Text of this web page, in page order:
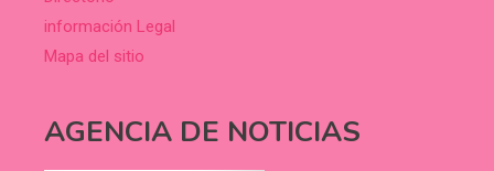
información Legal
Mapa del sitio
AGENCIA DE NOTICIAS